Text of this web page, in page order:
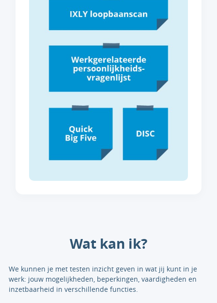
Wat kan ik?
We kunnen je met testen inzicht geven in wat jij kunt in je
werk: jouw mogelijkheden, beperkingen, vaardigheden en
inzetbaarheid in verschillende functies.